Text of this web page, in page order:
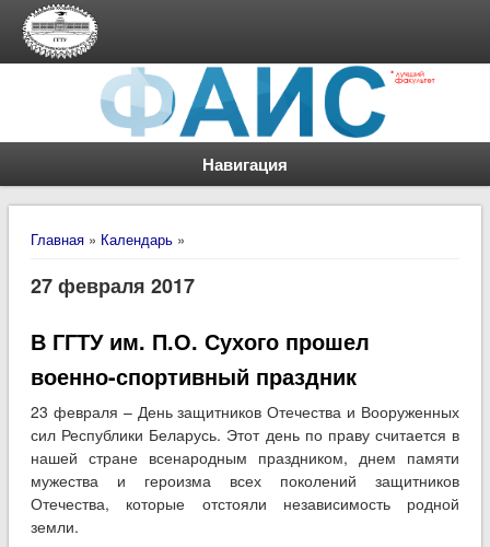
Навигация
Вы здесь
Главная» Календарь»
27 февраля 2017
В ГГТУ им. П.О. Сухого прошел
военно-спортивный праздник
23 февраля – День защитников Отечества и Вооруженных
сил Республики Беларусь. Этот день по праву считается в
нашей стране всенародным праздником, днем памяти
мужества и героизма всех поколений защитников
Отечества, которые отстояли независимость родной
земли.